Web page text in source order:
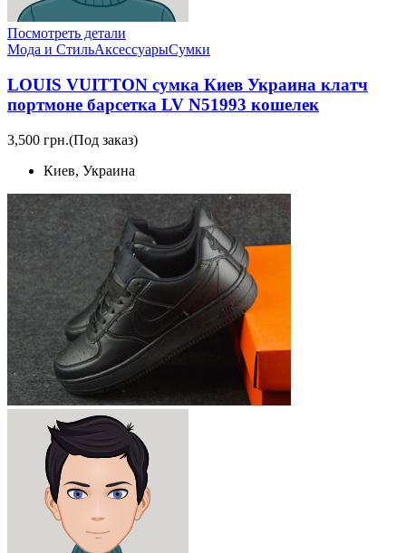
Посмотреть детали
Мода и СтильАксессуарыСумки
LOUIS VUITTON сумка Киев Украина клатч
портмоне барсетка LV N51993 кошелек
3,500 грн.(Под заказ)
Киев, Украина